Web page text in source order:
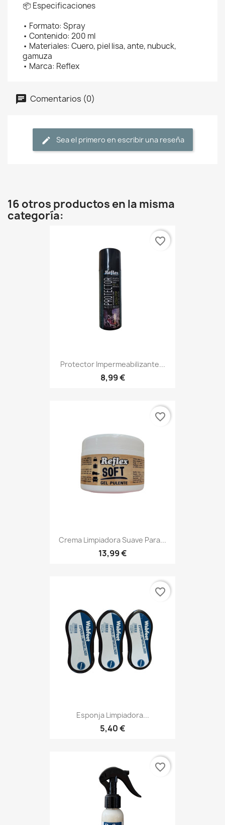
📦 Especificaciones
• Formato: Spray
• Contenido: 200 ml
• Materiales: Cuero, piel lisa, ante, nubuck,
gamuza
• Marca: Reflex
Comentarios (0)
Sea el primero en escribir una reseña
16 otros productos en la misma
categoría:
Protector Impermeabilizante...
8,99 €
favorite_border
Crema Limpiadora Suave Para...
13,99 €
favorite_border
Esponja Limpiadora...
5,40 €
favorite_border
favorite_border